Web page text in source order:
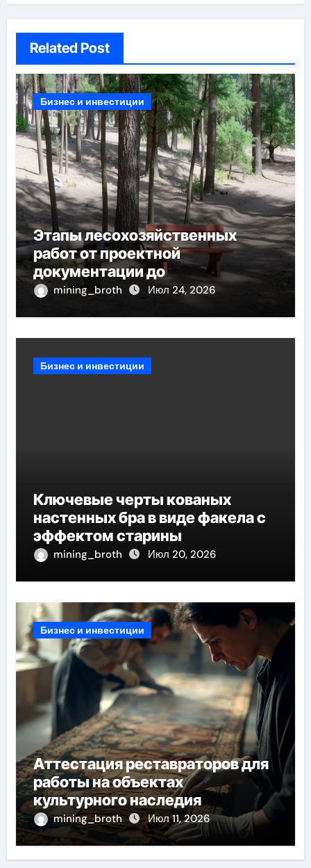
Related Post
Бизнес и инвестиции
Этапы лесохозяйственных
работ от проектной
документации до
противопожарных мероприятий
и обустройства мест отдыха
mining_broth Июл 24, 2026
Бизнес и инвестиции
Ключевые черты кованых
настенных бра в виде факела с
эффектом старины
mining_broth Июл 20, 2026
Бизнес и инвестиции
Аттестация реставраторов для
работы на объектах
культурного наследия
mining_broth Июл 11, 2026